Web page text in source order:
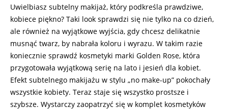
Uwielbiasz subtelny makijaż, który podkreśla prawdziwe,
kobiece piękno? Taki look sprawdzi się nie tylko na co dzień,
ale również na wyjątkowe wyjścia, gdy chcesz delikatnie
musnąć twarz, by nabrała koloru i wyrazu. W takim razie
koniecznie sprawdź kosmetyki marki Golden Rose, która
przygotowała wyjątkową serię na lato i jesień dla kobiet.
Efekt subtelnego makijażu w stylu „no make-up” pokochały
wszystkie kobiety. Teraz staje się wszystko prostsze i
szybsze. Wystarczy zaopatrzyć się w komplet kosmetyków